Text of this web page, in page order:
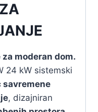
moderan dom.
24 kW sistemski
savremene
, dizajniran